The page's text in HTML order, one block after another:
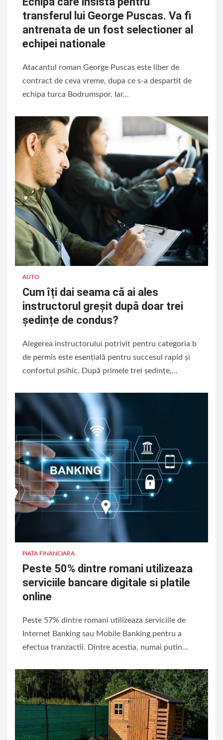
transferul lui George Puscas. Va fi
antrenata de un fost selectioner al
echipei nationale
Atacantul roman George Puscas este liber de
contract de ceva vreme, dupa ce s-a despartit de
echipa turca Bodrumspor. Iar...
AUTO
Cum îți dai seama că ai ales
instructorul greșit după doar trei
ședințe de condus?
Alegerea instructorului potrivit pentru categoria b
de permis este esențială pentru succesul rapid și
confortul psihic. După primele trei ședințe,...
PIATA FINANCIARA
Peste 50% dintre romani utilizeaza
serviciile bancare digitale si platile
online
Peste 57% dintre romani utilizeaza serviciile de
Internet Banking sau Mobile Banking pentru a
efectua tranzactii. Dintre acestia, numai putin...